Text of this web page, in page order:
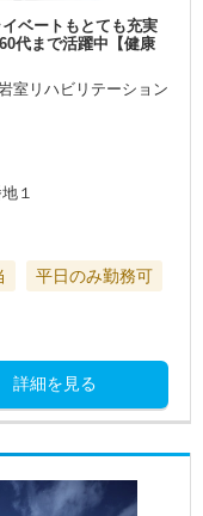
ベートもとても充実
代まで活躍中【健康
室リハビリテーション
１
平日のみ勤務可
詳細を見る